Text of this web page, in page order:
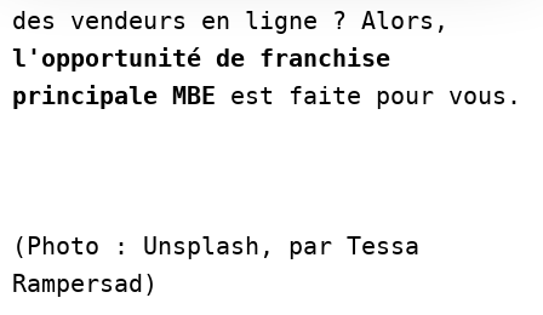
l'opportunité de franchise
principale MBE est faite pour vous.
(Photo : Unsplash, par Tessa